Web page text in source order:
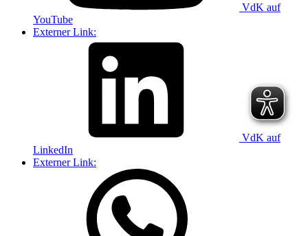
VdK auf
YouTube
Externer Link:
VdK auf
LinkedIn
Externer Link: